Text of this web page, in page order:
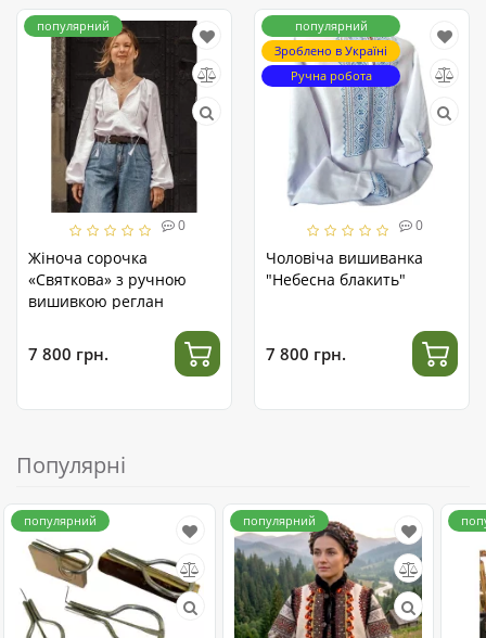
популярний
0
Жіноча сорочка
«Святкова» з ручною
вишивкою реглан
7 800 грн.
популярний
Зроблено в Україні
Ручна робота
0
Чоловіча вишиванка
"Небесна блакить"
7 800 грн.
Популярні
популярний популярний